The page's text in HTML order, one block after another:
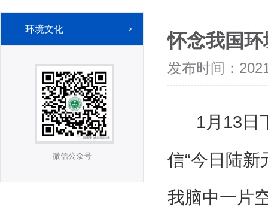
环境文化
微信公众号
怀念我国
发布时间：
1月13日下
信“今日陆新
我脑中一片